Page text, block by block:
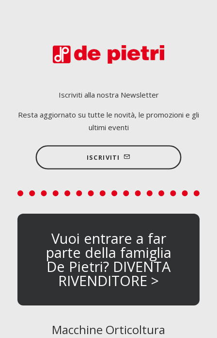
Iscriviti alla nostra Newsletter
Resta aggiornato su tutte le novità, le promozioni e gli
ultimi eventi
ISCRIVITI
Vuoi entrare a far
parte della famiglia
De Pietri? DIVENTA
RIVENDITORE >
Macchine Orticoltura